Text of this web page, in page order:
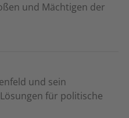
und Mächtigen der
und sein
für politische